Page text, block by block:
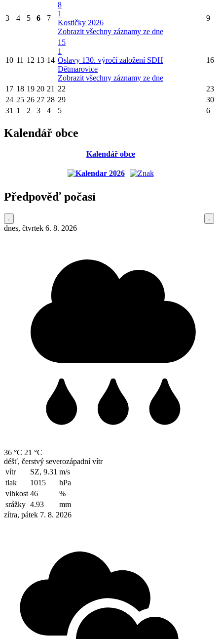
3 4 5 6 7
8
1
Kostičky 2026
Zobrazit všechny záznamy ze dne
9
10 11 12 13 14
15
1
Oslavy 130. výročí založení SDH
Dětmarovice
Zobrazit všechny záznamy ze dne
16
17 18 19 20 21 22
23
24 25 26 27 28 29
30
31 1 2 3 4 5 6
Kalendář obce
Kalendář obce
Předpověď počasí
dnes, čtvrtek 6. 8. 2026
36 °C 21 °C
déšť, čerstvý severozápadní vítr
vítr
SZ, 9.31 m/s
tlak
1015
hPa
vlhkost 46
%
srážky 4.93
mm
zítra, pátek 7. 8. 2026